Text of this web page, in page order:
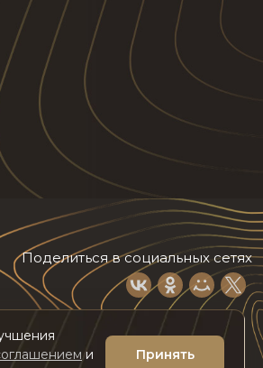
Поделиться в социальных сетях
и
Принять